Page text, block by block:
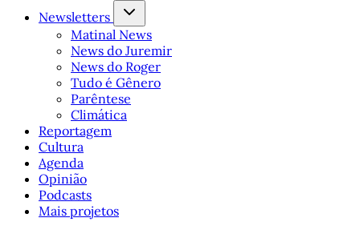
Newsletters
Matinal News
News do Juremir
News do Roger
Tudo é Gênero
Parêntese
Climática
Reportagem
Cultura
Agenda
Opinião
Podcasts
Mais projetos